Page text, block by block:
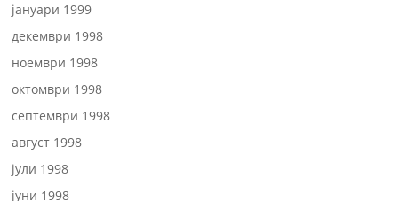
јануари 1999
декември 1998
ноември 1998
октомври 1998
септември 1998
август 1998
јули 1998
јуни 1998